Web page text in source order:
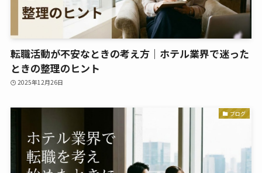
転職活動が不安なときの考え方｜ホテル業界で迷った
ときの整理のヒント
2025年12月26日
ブログ